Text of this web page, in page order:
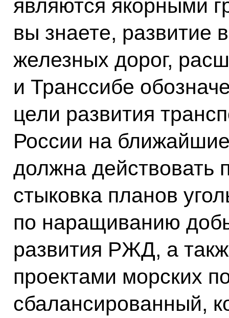
являются якорными
вы знаете, развитие
железных дорог,
и Транссибе
цели развития
России на
должна действовать
стыковка планов
по наращиванию
развития РЖД, а
проектами морских
сбалансированный,